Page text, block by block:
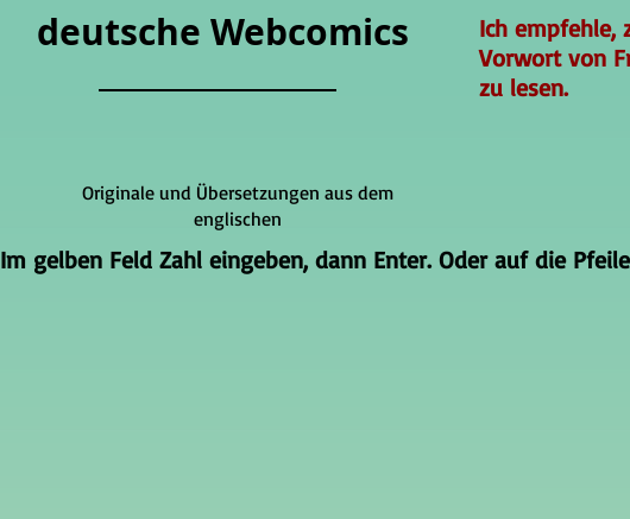
deutsche Webcomics
Ich empfehle,
Vorwort von
zu lesen.
Originale und Übersetzungen aus dem
englischen
Im gelben Feld Zahl eingeben, dann Enter. Oder auf die